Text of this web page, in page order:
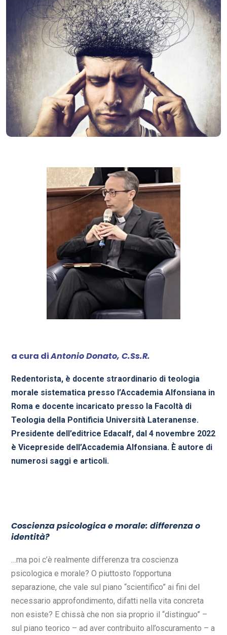
a cura diAntonio Donato, C.Ss.R.
Redentorista, è docente straordinario di teologia
morale sistematica presso l’Accademia Alfonsiana in
Roma e docente incaricato presso la Facoltà di
Teologia della Pontificia Università Lateranense.
Presidente dell’editrice Edacalf, dal 4 novembre 2022
è Vicepreside dell’Accademia Alfonsiana. È autore di
numerosi saggi e articoli.
Coscienza psicologica e morale: differenza o
identità?
…ma poi c’è realmente differenza tra coscienza
psicologica e morale? O piuttosto l’opportuna
separazione, che vale sul piano “scientifico” ai fini del
necessario approfondimento, difatti nella vita concreta
non esiste? E chissà che non sia proprio il “distinguo” –
sul piano teorico – ad aver contribuito all’oscuramento – a